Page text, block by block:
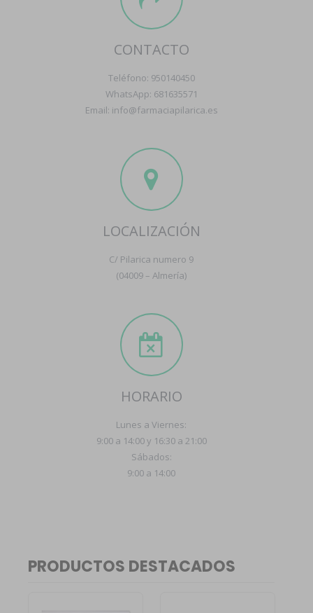
CONTACTO
Teléfono: 950140450
WhatsApp: 681635571
Email: info@farmaciapilarica.es
LOCALIZACIÓN
C/ Pilarica numero 9
(04009 – Almería)
HORARIO
Lunes a Viernes:
9:00 a 14:00 y 16:30 a 21:00
Sábados:
9:00 a 14:00